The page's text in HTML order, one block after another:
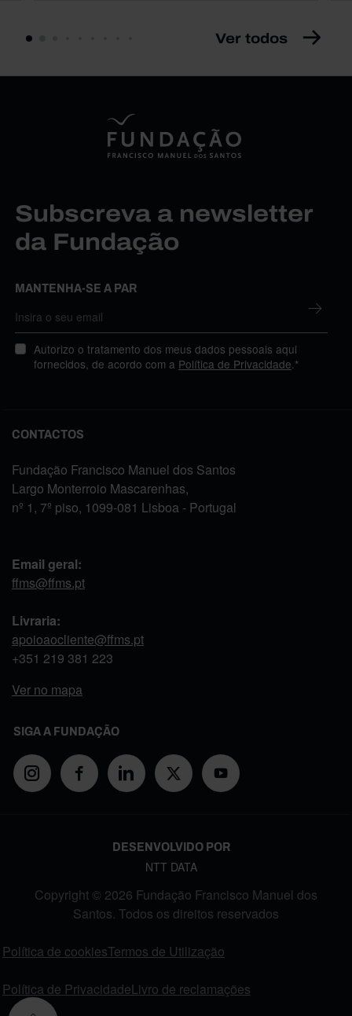
Ver todos
Subscreva a newsletter
da Fundação
MANTENHA-SE A PAR
Autorizo o tratamento dos meus dados pessoais aqui
fornecidos, de acordo com a Política de Privacidade .*
CONTACTOS
Fundação Francisco Manuel dos Santos
Largo Monterroio Mascarenhas,
nº 1, 7º piso, 1099-081 Lisboa - Portugal
Email geral:
ffms@ffms.pt
Livraria:
apoioaocliente@ffms.pt
+351 219 381 223
Ver no mapa
SIGA A FUNDAÇÃO
DESENVOLVIDO POR
NTT DATA
Copyright © 2026 Fundação Francisco Manuel dos
Santos. Todos os direitos reservados
Política de cookiesTermos de Utilização
Política de PrivacidadeLivro de reclamações